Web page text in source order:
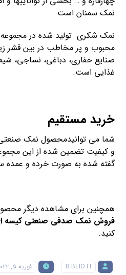
نمک سمنان است.
نمک شکری تولید شده در مجموعه
محبوب و پر مخاطب در بین قشر
صنایع حفاری، دباغی، نساجی،
غذایی است.
خرید مستقیم
شما می توانیدمحصول نمک
و کیفیت تضمین شده از این
گفته شده به صورت خرده و عمده
همچنین برای مشاهده دیگر
فروش نمک صدفی صنعتی کیسه
کنید.
B.BEIOTI
فوریه ۵, ۲۰۲۲